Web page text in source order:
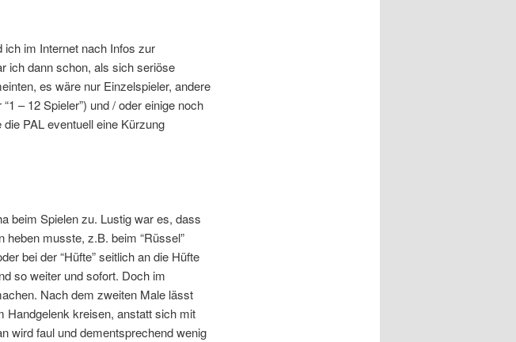
im Internet nach Infos zur
ich dann schon, als sich seriöse
es wäre nur Einzelspieler, andere
– 12 Spieler”) und / oder einige noch
PAL eventuell eine Kürzung
beim Spielen zu. Lustig war es, dass
musste, z.B. beim “Rüssel”
bei der “Hüfte” seitlich an die Hüfte
so weiter und sofort. Doch im
Nach dem zweiten Male lässt
Handgelenk kreisen, anstatt sich mit
wird faul und dementsprechend wenig